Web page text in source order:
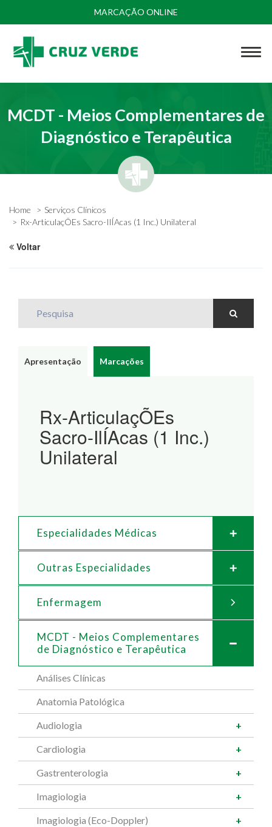
MARCAÇÃO ONLINE
MCDT - Meios Complementares de
Diagnóstico e Terapêutica
Home
Serviços Clínicos
Rx-ArticulaçÕEs Sacro-IlÍAcas (1 Inc.) Unilateral
Voltar
Apresentação Marcações
Rx-ArticulaçÕEs
Sacro-IlÍAcas (1 Inc.)
Unilateral
Especialidades Médicas
Outras Especialidades
Enfermagem
MCDT - Meios Complementares
de Diagnóstico e Terapêutica
Análises Clínicas
Anatomia Patológica
Audiologia
Cardiologia
Gastrenterologia
Imagiologia
Imagiologia (Eco-Doppler)